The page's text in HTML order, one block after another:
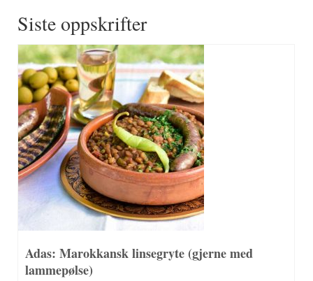
Siste oppskrifter
Adas: Marokkansk linsegryte (gjerne med
lammepølse)